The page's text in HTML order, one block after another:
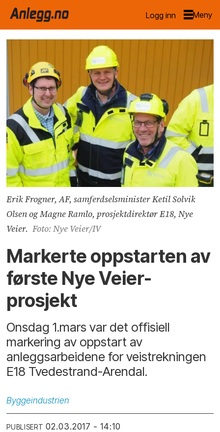
Logg inn
Erik Frogner, AF, samferdselsminister Ketil Solvik
Olsen og Magne Ramlo, prosjektdirektør E18, Nye
Veier. Foto: Nye Veier/IV
Markerte oppstarten av
første Nye Veier-
prosjekt
Onsdag 1.mars var det offisiell
markering av oppstart av
anleggsarbeidene for veistrekningen
E18 Tvedestrand-Arendal.
Byggeindustrien
PUBLISERT 02.03.2017 - 14:10